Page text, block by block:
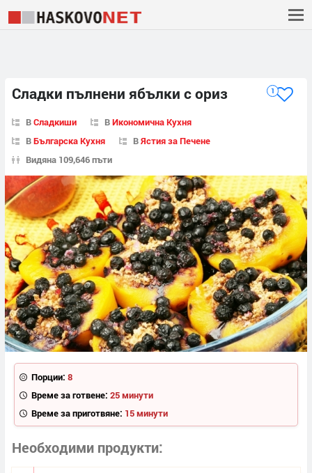
Сладки пълнени ябълки с ориз 1
ВСладкиши ВИкономична Кухня
ВБългарска Кухня ВЯстия за Печене
Видяна 109,646 пъти
Порции: 8
Време за готвене: 25 минути
Време за приготвяне: 15 минути
Необходими продукти